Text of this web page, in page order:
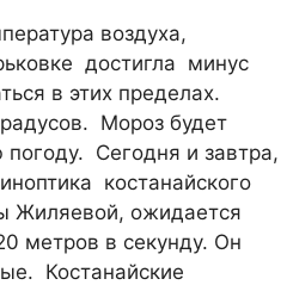
воздуха,
достигла минус
в этих пределах.
Мороз будет
погоду. Сегодня и завтра,
костанайского
Жиляевой, ожидается
метров в секунду. Он
Костанайские